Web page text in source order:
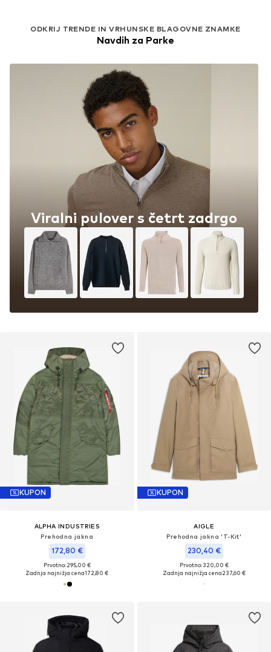
ODKRIJ TRENDE IN VRHUNSKE BLAGOVNE ZNAMKE
Navdih za Parke
Viralni pulover s četrt zadrgo
KUPON
ALPHA INDUSTRIES
Prehodna jakna
172,80 €
Prvotno: 295,00 €
Zadnja najnižja cena172,80 €
KUPON
AIGLE
Prehodna jakna 'T-Kit'
230,40 €
Prvotno: 320,00 €
Zadnja najnižja cena237,60 €